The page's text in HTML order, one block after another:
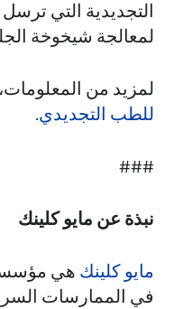
التجديدية التي
لمعالجة شيخوخة
لمزيد من
للطب التجديدي.
###
نبذة عن مايو كلينك
مايو كلينك هي مؤسسة
في الممارسات